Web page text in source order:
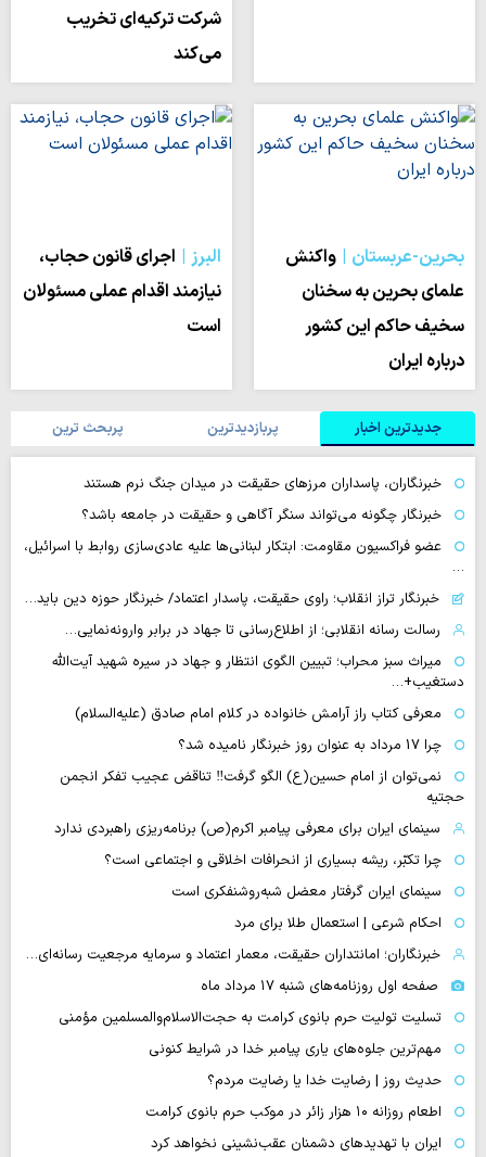
شرکت ترکیه‌ای تخریب
می‌کند
بحرین-عربستان
واکنش
علمای بحرین به سخنان
سخیف حاکم این کشور
درباره ایران
البرز
اجرای قانون حجاب،
نیازمند اقدام عملی مسئولان
است
جدیدترین اخبار پربازدیدترین پربحث ترین
خبرنگاران، پاسداران مرزهای حقیقت در میدان جنگ نرم هستند
خبرنگار چگونه می‌تواند سنگر آگاهی و حقیقت در جامعه باشد؟
عضو فراکسیون مقاومت: ابتکار لبنانی‌ها علیه عادی‌سازی روابط با اسرائیل،
…
خبرنگار تراز انقلاب؛ راوی حقیقت، پاسدار اعتماد/ خبرنگار حوزه دین باید…
رسالت رسانه انقلابی؛ از اطلاع‌رسانی تا جهاد در برابر وارونه‌نمایی…
میراث سبز محراب؛ تبیین الگوی انتظار و جهاد در سیره شهید آیت‌الله
دستغیب+…
معرفی کتاب راز آرامش خانواده در کلام امام صادق (علیه‌السلام)
چرا 17 مرداد به عنوان روز خبرنگار نامیده شد؟
نمی‌توان از امام حسین(ع) الگو گرفت‼ تناقض عجیب تفکر انجمن
حجتیه
سینمای ایران برای معرفی پیامبر اکرم(ص) برنامه‌ریزی راهبردی ندارد
چرا تکبّر، ریشه بسیاری از انحرافات اخلاقی و اجتماعی است؟
سینمای ایران گرفتار معضل شبه‌روشنفکری است
احکام شرعی | استعمال طلا برای مرد
خبرنگاران؛ امانتداران حقیقت، معمار اعتماد و سرمایه مرجعیت رسانه‌ای…
صفحه اول روزنامه‌های شنبه ۱۷ مرداد ماه
تسلیت تولیت حرم بانوی کرامت به حجت‌الاسلام‌والمسلمین مؤمنی
مهم‌ترین جلوه‌های یاری پیامبر خدا در شرایط کنونی
حدیث روز | رضایت خدا یا رضایت مردم؟
اطعام روزانه ۱۰ هزار زائر در موکب حرم بانوی کرامت
ایران با تهدیدهای دشمنان عقب‌نشینی نخواهد کرد